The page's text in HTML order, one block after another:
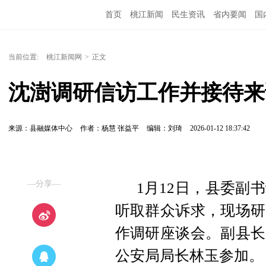
首页 桃江新闻 民生资讯 省内要闻 国
当前位置: 桃江新闻网 > 正文
沈澍调研信访工作并接待
来源：县融媒体中心 作者：杨慧 张益平 编辑：刘琦 2026-01-12 18:37:42
—分享—
1月12日，县委副
听取群众诉求，现场
作调研座谈会。副县
公安局局长林玉参加。